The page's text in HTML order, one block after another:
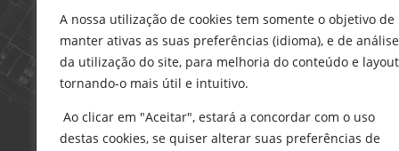
A nossa utilização de cookies tem somente o objetivo de
manter ativas as suas preferências (idioma), e de análise
da utilização do site, para melhoria do conteúdo e
tornando-o mais útil e intuitivo.
Ao clicar em "Aceitar", estará a concordar com o uso
destas cookies, se quiser alterar suas preferências de
Loja – Tires
214 453 329
919 865 192
tires@delarobia.pt